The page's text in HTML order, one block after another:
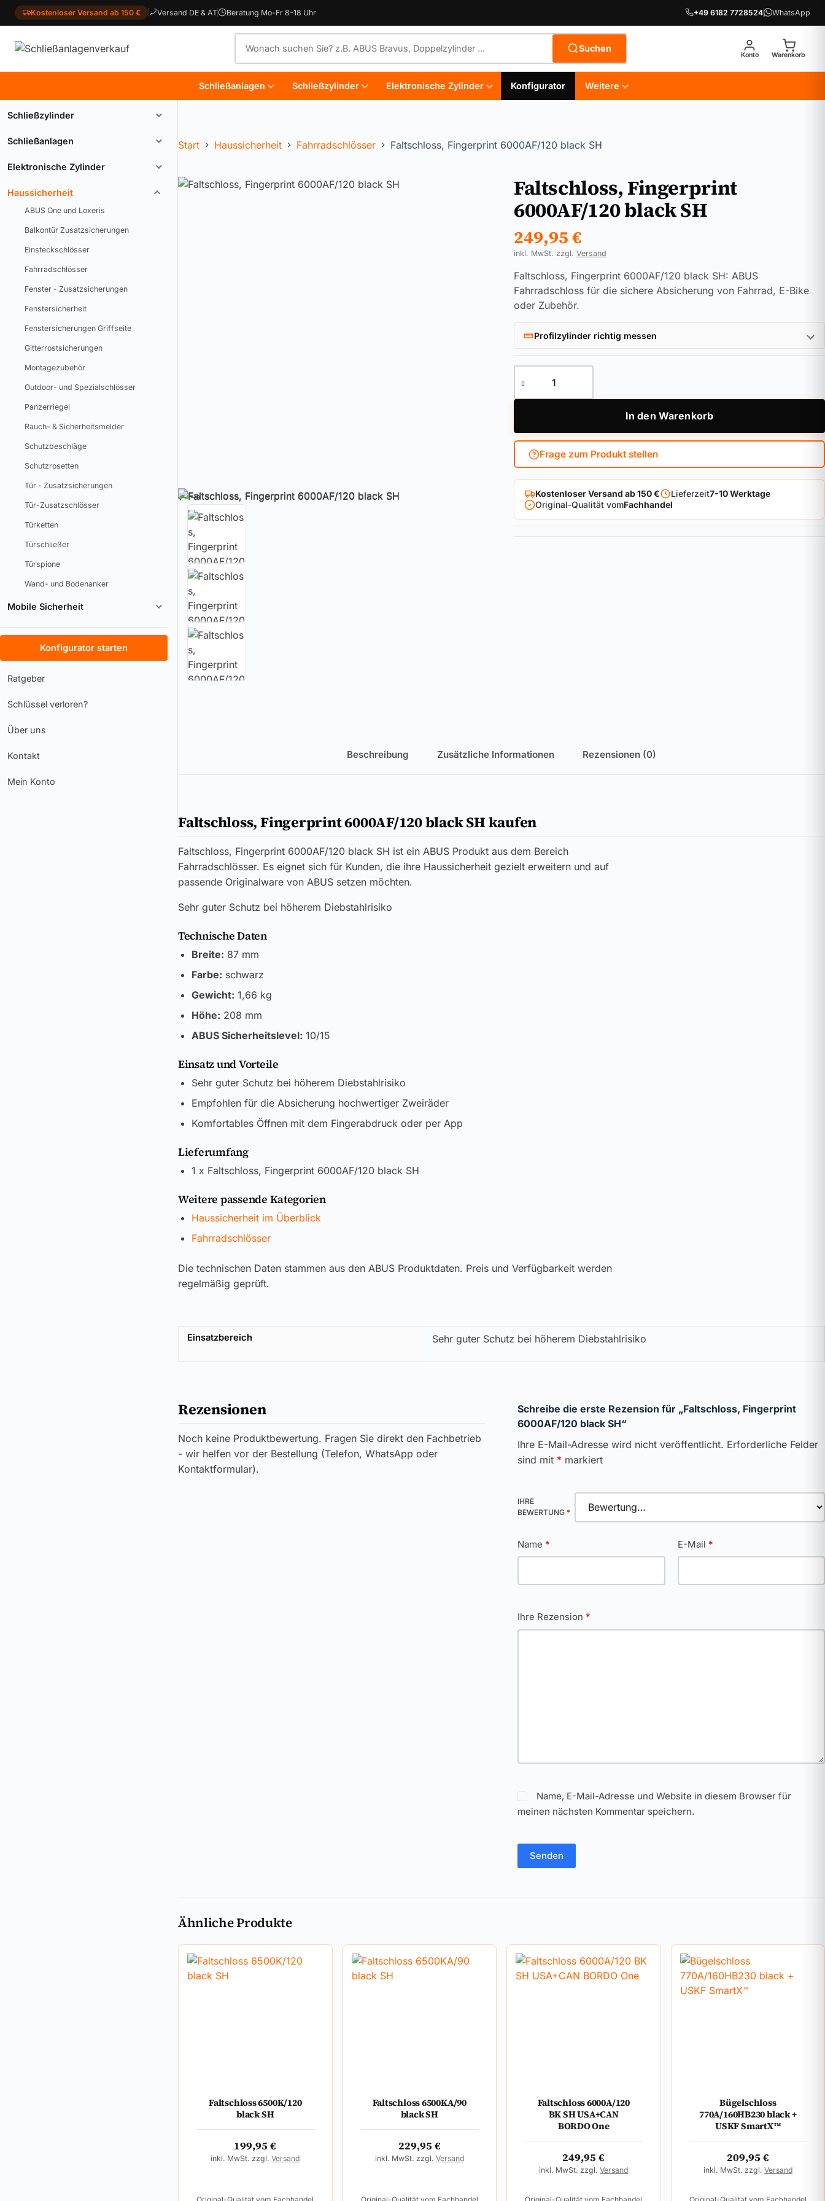
Kostenloser Versand ab 150 € Versand DE & AT Beratung Mo-Fr 8-18 Uhr +49 6182 7728524 WhatsApp
Suchen
Konto Warenkorb
Schließanlagen Schließzylinder Elektronische Zylinder Konfigurator Weitere
Schließzylinder
Schließanlagen
Elektronische Zylinder
Haussicherheit
ABUS One und Loxeris
Balkontür Zusatzsicherungen
Einsteckschlösser
Fahrradschlösser
Fenster - Zusatzsicherungen
Fenstersicherheit
Fenstersicherungen Griffseite
Gitterrostsicherungen
Montagezubehör
Outdoor- und Spezialschlösser
Panzerriegel
Rauch- & Sicherheitsmelder
Schutzbeschläge
Schutzrosetten
Tür - Zusatzsicherungen
Tür-Zusatzschlösser
Türketten
Türschließer
Türspione
Wand- und Bodenanker
Mobile Sicherheit
Konfigurator starten
Ratgeber
Schlüssel verloren?
Über uns
Kontakt
Mein Konto
Start Haussicherheit Fahrradschlösser Faltschloss, Fingerprint 6000AF/120 black SH
Faltschloss, Fingerprint
6000AF/120 black SH
249,95€
inkl. MwSt. zzgl. Versand
Faltschloss, Fingerprint 6000AF/120 black SH: ABUS
Fahrradschloss für die sichere Absicherung von Fahrrad, E-Bike
oder Zubehör.
Profilzylinder richtig messen
In den Warenkorb
Frage zum Produkt stellen
Kostenloser Versand ab 150 € Lieferzeit7-10 Werktage
Original-Qualität vomFachhandel
Beschreibung Zusätzliche Informationen Rezensionen (0)
Faltschloss, Fingerprint 6000AF/120 black SH kaufen
Faltschloss, Fingerprint 6000AF/120 black SH ist ein ABUS Produkt aus dem Bereich
Fahrradschlösser. Es eignet sich für Kunden, die ihre Haussicherheit gezielt erweitern und auf
passende Originalware von ABUS setzen möchten.
Sehr guter Schutz bei höherem Diebstahlrisiko
Technische Daten
Breite: 87 mm
Farbe: schwarz
Gewicht: 1,66 kg
Höhe: 208 mm
ABUS Sicherheitslevel: 10/15
Einsatz und Vorteile
Sehr guter Schutz bei höherem Diebstahlrisiko
Empfohlen für die Absicherung hochwertiger Zweiräder
Komfortables Öffnen mit dem Fingerabdruck oder per App
Lieferumfang
1 x Faltschloss, Fingerprint 6000AF/120 black SH
Weitere passende Kategorien
Haussicherheit im Überblick
Fahrradschlösser
Die technischen Daten stammen aus den ABUS Produktdaten. Preis und Verfügbarkeit werden
regelmäßig geprüft.
Einsatzbereich Sehr guter Schutz bei höherem Diebstahlrisiko
Rezensionen
Noch keine Produktbewertung. Fragen Sie direkt den Fachbetrieb
- wir helfen vor der Bestellung (Telefon, WhatsApp oder
Kontaktformular).
Schreibe die erste Rezension für „Faltschloss, Fingerprint
6000AF/120 black SH“
Ihre E-Mail-Adresse wird nicht veröffentlicht. Erforderliche Felder
sind mit * markiert
IHRE
BEWERTUNG *
Name * E-Mail *
Ihre Rezension *
Name, E-Mail-Adresse und Website in diesem Browser für
meinen nächsten Kommentar speichern.
Senden
Ähnliche Produkte
Faltschloss 6500K/120
black SH
199,95€
inkl. MwSt. zzgl.Versand
Faltschloss 6500KA/90
black SH
229,95 €
inkl. MwSt. zzgl. Versand
Faltschloss 6000A/120
BK SH USA+CAN
BORDO One
249,95€
inkl. MwSt. zzgl.Versand
Bügelschloss
770A/160HB230 black +
USKF SmartX™
209,95 €
inkl. MwSt. zzgl. Versand